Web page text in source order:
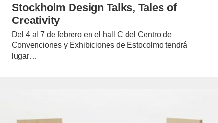
Stockholm Design Talks, Tales of
Creativity
Del 4 al 7 de febrero en el hall C del Centro de
Convenciones y Exhibiciones de Estocolmo tendrá
lugar…